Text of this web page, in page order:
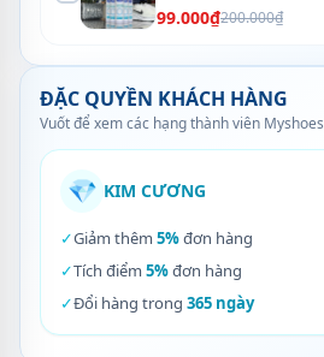
99.000₫200.000₫
ĐẶC QUYỀN KHÁCH HÀNG
Vuốt để xem các hạng thành viên Myshoes
💎 KIM CƯƠNG
✓Giảm thêm 5%đơn hàng
✓Tích điểm 5%đơn hàng
✓Đổi hàng trong 365 ngày